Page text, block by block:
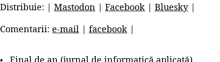
Distribuie: | Mastodon | Facebook | Bluesky|
Comentarii: e-mail | facebook |
Final de an (jurnal de informatică aplicată)